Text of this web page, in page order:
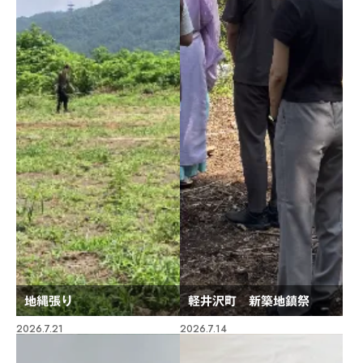
地縄張り 軽井沢町 新築地鎮祭
2026.7.21 2026.7.14